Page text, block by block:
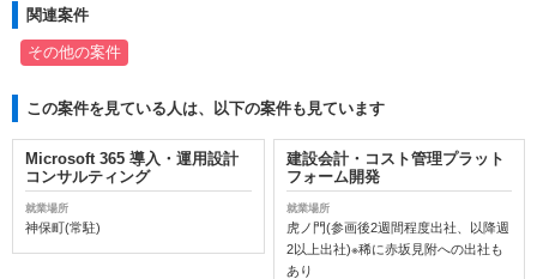
関連案件
その他の案件
この案件を見ている人は、以下の案件も見ています
Microsoft 365 導入・運用設計
コンサルティング
就業場所
神保町(常駐)
建設会計・コスト管理プラット
フォーム開発
就業場所
虎ノ門(参画後2週間程度出社、以降週
2以上出社)※稀に赤坂見附への出社も
あり